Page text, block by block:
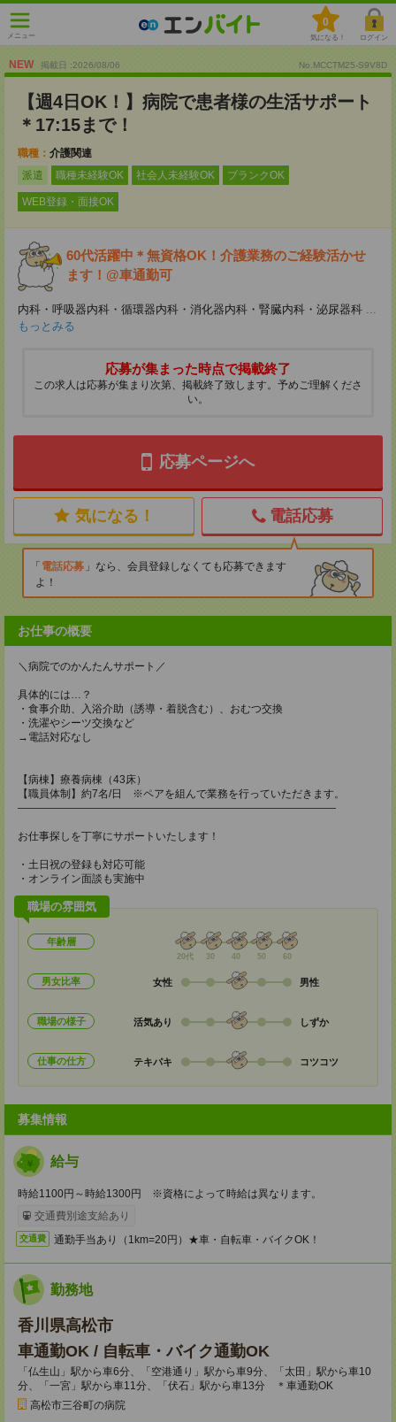
メニュー
0
気になる！ ログイン
NEW 掲載日 :2026/08/06 No.MCCTM25-S9V8D
【週4日OK！】病院で患者様の生活サポート
＊17:15まで！
職種： 介護関連
派遣
職種未経験OK 社会人未経験OK ブランクOK
WEB登録・面接OK
60代活躍中＊無資格OK！介護業務のご経験活かせ
ます！@車通勤可
内科・呼吸器内科・循環器内科・消化器内科・腎臓内科・泌尿器科 ...
もっとみる
応募が集まった時点で掲載終了
この求人は応募が集まり次第、掲載終了致します。予めご理解くださ
い。
応募ページへ
気になる！ 電話応募
電話応募
なら、会員登録しなくても応募できます
よ！
お仕事の概要
＼病院でのかんたんサポート／
具体的には…？
・食事介助、入浴介助（誘導・着脱含む）、おむつ交換
・洗濯やシーツ交換など
→電話対応なし
【病棟】療養病棟（43床）
【職員体制】約7名/日 ※ペアを組んで業務を行っていただきます。
――――――――――――――――――――――――――――――
お仕事探しを丁寧にサポートいたします！
・土日祝の登録も対応可能
・オンライン面談も実施中
職場の雰囲気
年齢層
20代 30 40 50 60
男女比率 女性 男性
職場の様子 活気あり しずか
仕事の仕方 テキパキ コツコツ
募集情報
給与
時給1100円～時給1300円 ※資格によって時給は異なります。
交通費別途支給あり
交通費 通勤手当あり（1km=20円）★車・自転車・バイクOK！
勤務地
香川県高松市
車通勤OK / 自転車・バイク通勤OK
「仏生山」駅から車6分、「空港通り」駅から車9分、「太田」駅から車10
分、「一宮」駅から車11分、「伏石」駅から車13分 ＊車通勤OK
高松市三谷町の病院